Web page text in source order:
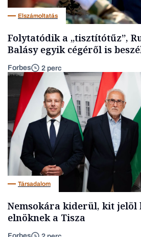
Elszámoltatás
Folytatódik a „tisztítótűz”,
Balásy egyik cégéről is
Forbes 2 perc
Társadalom
Nemsokára kiderül, kit jelöl
elnöknek a Tisza